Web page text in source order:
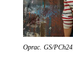
Oprac. GS/